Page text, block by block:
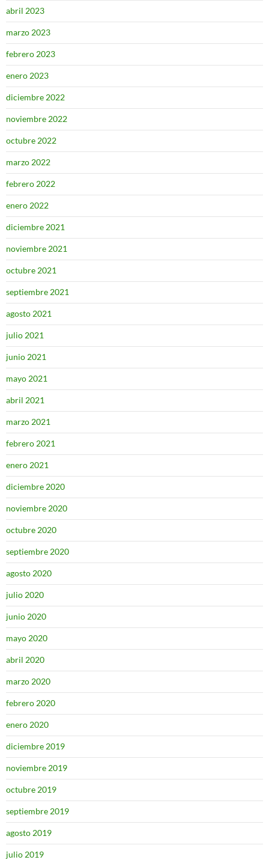
abril 2023
marzo 2023
febrero 2023
enero 2023
diciembre 2022
noviembre 2022
octubre 2022
marzo 2022
febrero 2022
enero 2022
diciembre 2021
noviembre 2021
octubre 2021
septiembre 2021
agosto 2021
julio 2021
junio 2021
mayo 2021
abril 2021
marzo 2021
febrero 2021
enero 2021
diciembre 2020
noviembre 2020
octubre 2020
septiembre 2020
agosto 2020
julio 2020
junio 2020
mayo 2020
abril 2020
marzo 2020
febrero 2020
enero 2020
diciembre 2019
noviembre 2019
octubre 2019
septiembre 2019
agosto 2019
julio 2019